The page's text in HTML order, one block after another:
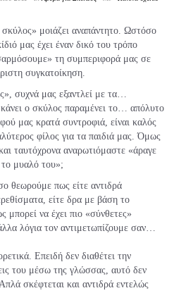
μοιάζει αναπάντητο. Ωστόσο
μας έχει έναν δικό του τρόπο
τη συμπεριφορά μας σε
συγκατοίκηση.
συχνά μας εξαντλεί με τα…
ο σκύλος παραμένει το… απόλυτο
μας κρατά συντροφιά, είναι καλός
φίλος για τα παιδιά μας. Όμως
ταυτόχρονα αναρωτιόμαστε «άραγε
το μυαλό του»;
θεωρούμε πως είτε αντιδρά
είτε δρα με βάση το
μπορεί να έχει πιο «σύνθετες»
λόγια τον αντιμετωπίζουμε σαν…
Επειδή δεν διαθέτει την
του μέσω της γλώσσας, αυτό δεν
σκέφτεται και αντιδρά εντελώς